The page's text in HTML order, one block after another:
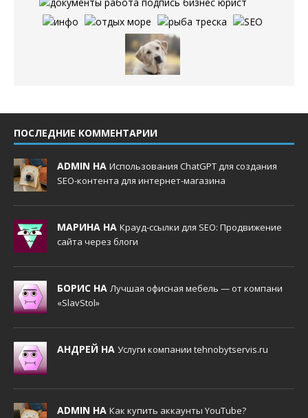
ПОСЛЕДНИЕ КОММЕНТАРИИ
ADMIN НА Использования ChatGPT для создания
SEO-контента для интернет-магазина
МАРИНА НА Крауд-ссылки для SEO: Продвижение
сайта через блоги
БОРИС НА Лучшая офисная мебель — от компани
«SlavStol»
АНДРЕЙ НА Услуги компании tehnobytservis.ru
ADMIN НА Как купить аккаунты YouTube?